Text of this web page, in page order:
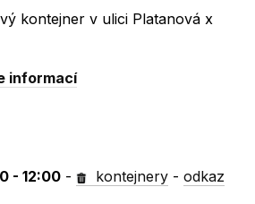
kontejner v ulici Platanová x
informací
- 12:00 - kontejnery -odkaz